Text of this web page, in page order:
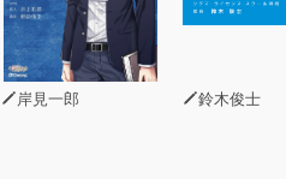
「thought attack」
「Recollection」
「女王の生誕」
制作：MAIKA
岸見一郎 鈴木俊士